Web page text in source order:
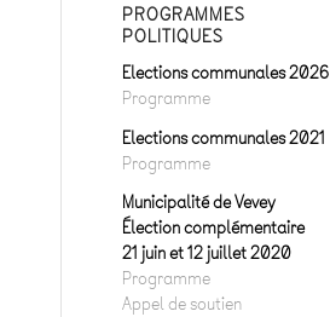
PROGRAMMES
POLITIQUES
Elections communales 2026
Programme
Elections communales 2021
Programme
Municipalité de Vevey
Élection complémentaire
21 juin et 12 juillet 2020
Programme
Appel de soutien